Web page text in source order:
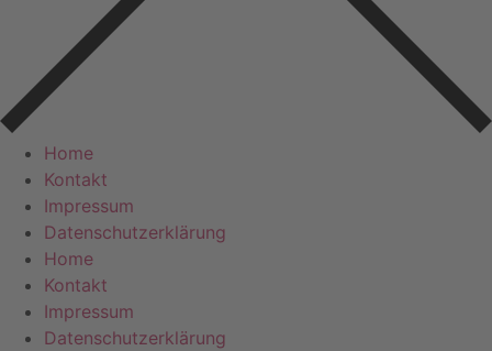
Home
Kontakt
Impressum
Datenschutzerklärung
Home
Kontakt
Impressum
Datenschutzerklärung